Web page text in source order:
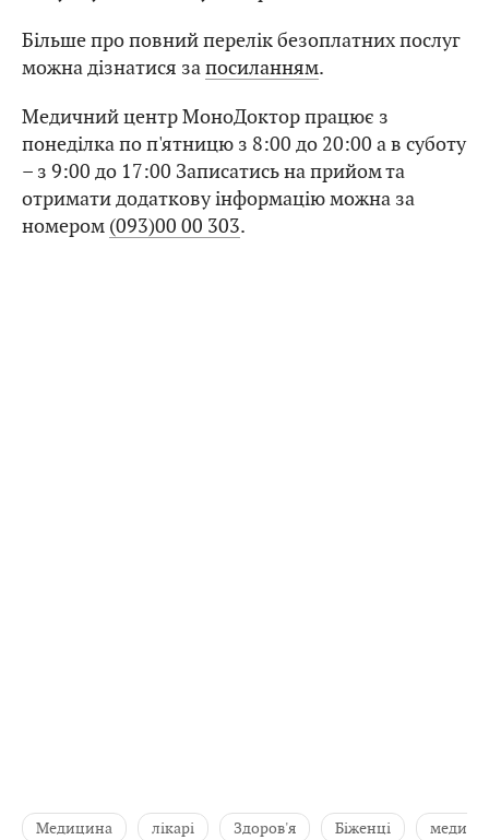
Більше про повний перелік безоплатних послуг
можна дізнатися запосиланням.
Медичний центр МоноДоктор працює з
понеділка по п'ятницю з 8:00 до 20:00 а в суботу
– з 9:00 до 17:00 Записатись на прийом та
отримати додаткову інформацію можна за
номером (093)00 00 303.
Медицина лікарі Здоров'я Біженці